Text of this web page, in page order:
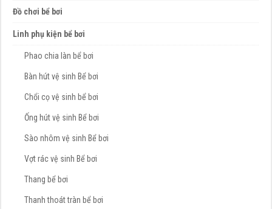
Đồ chơi bể bơi
Linh phụ kiện bể bơi
Phao chia làn bể bơi
Bàn hút vệ sinh Bể bơi
Chổi cọ vệ sinh bể bơi
Ống hút vệ sinh Bể bơi
Sào nhôm vệ sinh Bể bơi
Vợt rác vệ sinh Bể bơi
Thang bể bơi
Thanh thoát tràn bể bơi